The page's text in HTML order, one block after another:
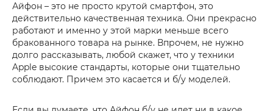
Айфон – это не просто крутой смартфон, это
действительно качественная техника. Они прекрасно
работают и именно у этой марки меньше всего
бракованного товара на рынке. Впрочем, не нужно
долго рассказывать, любой скажет, что у техники
Apple высокие стандарты, которые они тщательно
соблюдают. Причем это касается и б/у моделей.